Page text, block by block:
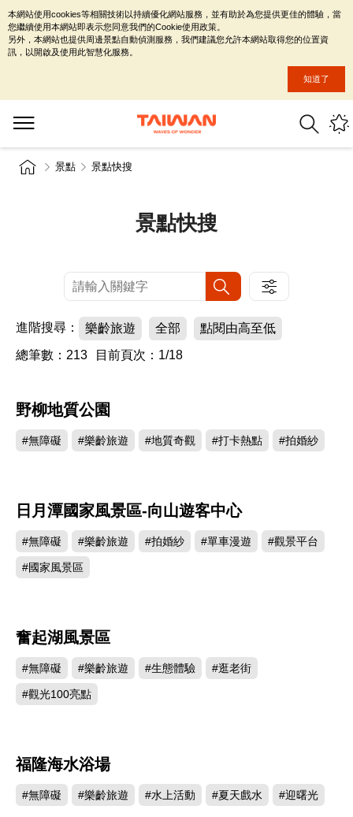
景點 景點快搜
景點快搜
進階搜尋： 樂齡旅遊 全部
點閱由高至低
總筆數：213
目前頁次：1/18
野柳地質公園
#無障礙 #樂齡旅遊 #地質奇觀 #打卡熱點 #拍婚紗
日月潭國家風景區-向山遊客中心
#無障礙 #樂齡旅遊 #拍婚紗 #單車漫遊 #觀景平台
#國家風景區
奮起湖風景區
#無障礙 #樂齡旅遊 #生態體驗 #逛老街
#觀光100亮點
福隆海水浴場
#無障礙 #樂齡旅遊 #水上活動 #夏天戲水 #迎曙光
本網站使用cookies等相關技術以持續優化網站服務，並有助於為您提供更佳的體驗，當
您繼續使用本網站即表示您同意我們的Cookie使用政策。
另外，本網站也提供周邊景點自動偵測服務，我們建議您允許本網站取得您的位置資
訊，以開啟及使用此智慧化服務。
知道了